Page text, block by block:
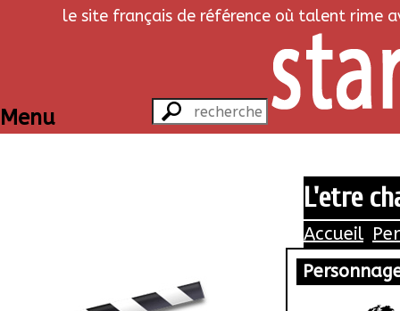
le site français de référence où talent rime
Menu
L'etre
Accueil